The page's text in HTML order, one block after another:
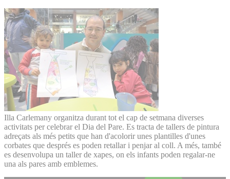
Illa Carlemany organitza durant tot el cap de setmana diverses
activitats per celebrar el Dia del Pare. Es tracta de tallers de pintura
adreçats als més petits que han d'acolorir unes plantilles d'unes
corbates que després es poden retallar i penjar al coll. A més, també
es desenvolupa un taller de xapes, on els infants poden regalar-ne
una als pares amb emblemes.